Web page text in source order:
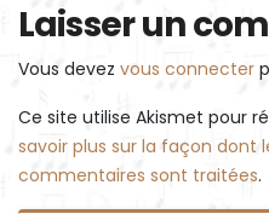
Laisser un
Vous devez vous connecter
Ce site utilise Akismet pour
savoir plus sur la façon dont
commentaires sont traitées.